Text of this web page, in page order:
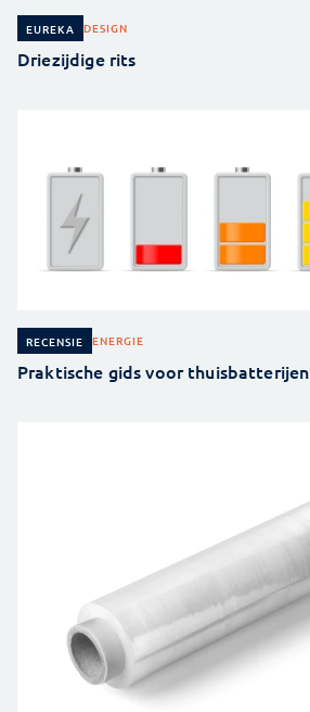
EUREKA DESIGN
Driezijdige rits
RECENSIE ENERGIE
Praktische gids voor thuisbatterijen